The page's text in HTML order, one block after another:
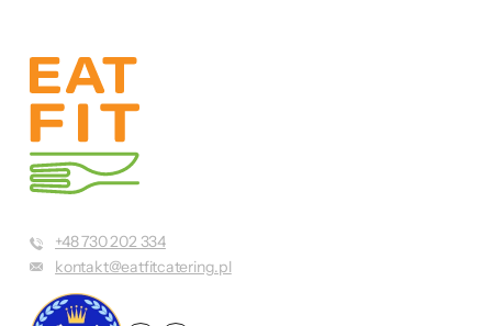
+48 730 202 334
kontakt@eatfitcatering.pl